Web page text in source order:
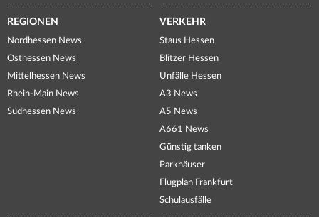
REGIONEN
Nordhessen News
Osthessen News
Mittelhessen News
Rhein-Main News
Südhessen News
VERKEHR
Staus Hessen
Blitzer Hessen
Unfälle Hessen
A3 News
A5 News
A661 News
Günstig tanken
Parkhäuser
Flugplan Frankfurt
Schulausfälle